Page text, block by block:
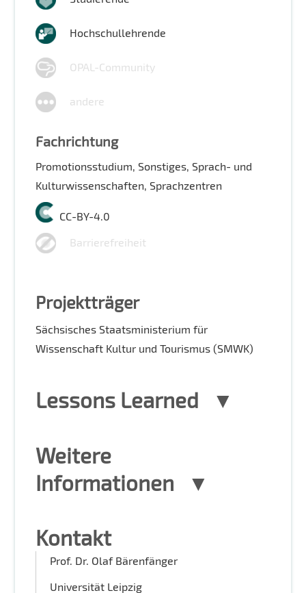
Hochschullehrende
OPAL-Community
andere
Fachrichtung
Promotionsstudium, Sonstiges, Sprach- und
Kulturwissenschaften, Sprachzentren
CC-BY-4.0
Barrierefreiheit
Projektträger
Sächsisches Staatsministerium für
Wissenschaft Kultur und Tourismus (SMWK)
Lessons Learned
Weitere
Informationen
Kontakt
Prof. Dr. Olaf Bärenfänger
Universität Leipzig